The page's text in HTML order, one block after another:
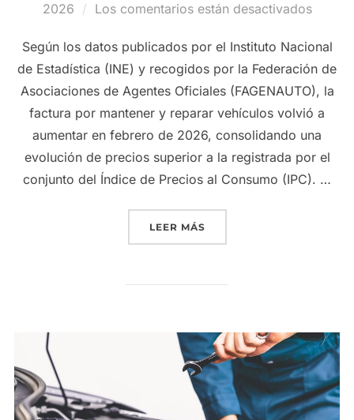
el
2026 Los comentarios están desactivados
Según los datos publicados por el Instituto Nacional
de Estadística (INE) y recogidos por la Federación de
Asociaciones de Agentes Oficiales (FAGENAUTO), la
factura por mantener y reparar vehículos volvió a
aumentar en febrero de 2026, consolidando una
evolución de precios superior a la registrada por el
conjunto del Índice de Precios al Consumo (IPC). …
LEER MÁS«LA FACTURA DEL